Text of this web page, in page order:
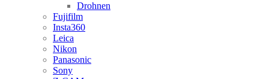
Drohnen
Fujifilm
Insta360
Leica
Nikon
Panasonic
Sony